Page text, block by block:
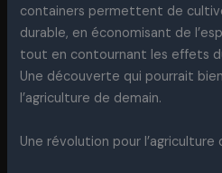
containers permettent de
durable, en économisant de
tout en contournant les effets
Une découverte qui pourrait
l’agriculture de demain.
Une révolution pour l’agriculture